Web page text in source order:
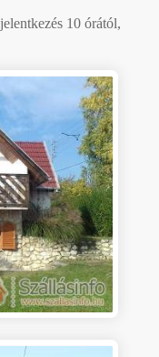
10 órától,